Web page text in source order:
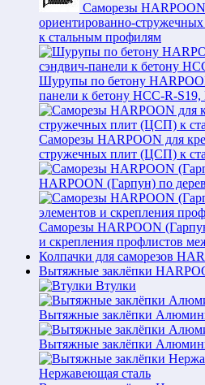
Саморезы
ориентированно-
к стальным профилям
Шурупы по бетону
панели к бетону HCC-R-
Саморезы HARPOON для
стружечных плит (ЦСП) к
HARPOON (Гарпун) по
Саморезы HARPOON
и скрепления профлистов
Колпачки для саморезов
Вытяжные заклёпки
Втулки
Вытяжные заклёпки
Вытяжные заклёпки